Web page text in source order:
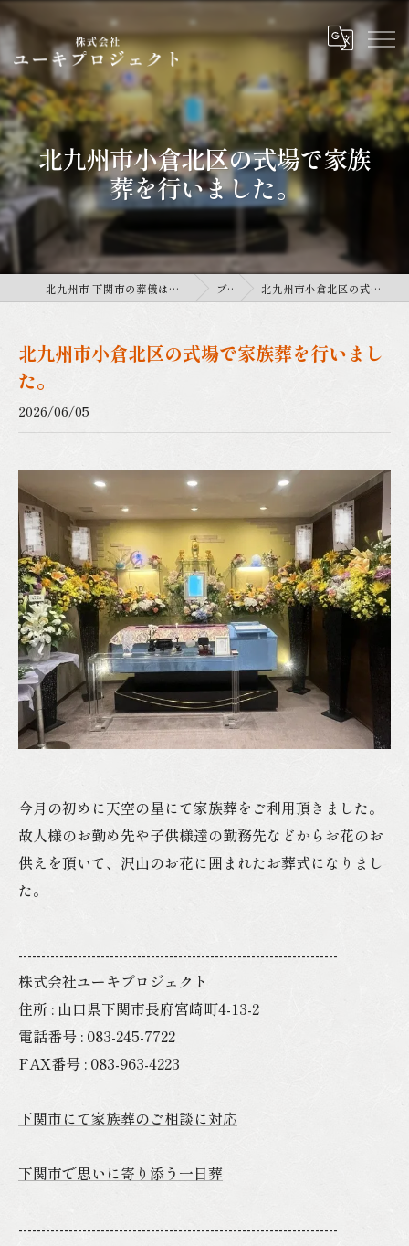
北九州市小倉北区の式場で家族
葬を行いました。
北九州市 下関市の葬儀は株式会社ユーキプロジェクト ブログ 北九州市小倉北区の式場で家族葬を行いました。
北九州市小倉北区の式場で家族葬を行いまし
た。
2026/06/05
今月の初めに天空の星にて家族葬をご利用頂きました。
故人様のお勤め先や子供様達の勤務先などからお花のお
供えを頂いて、沢山のお花に囲まれたお葬式になりまし
た。
----------------------------------------------------------------------
株式会社ユーキプロジェクト
住所 : 山口県下関市長府宮崎町4-13-2
電話番号 : 083-245-7722
FAX番号 : 083-963-4223
下関市にて家族葬のご相談に対応
下関市で思いに寄り添う一日葬
----------------------------------------------------------------------